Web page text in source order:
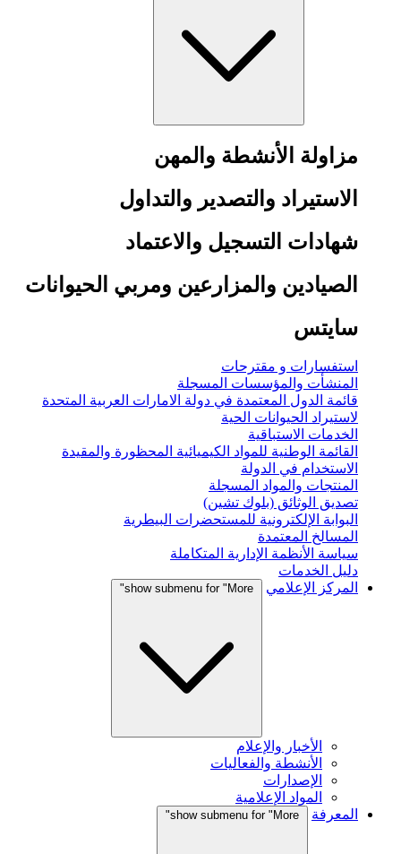
مزاولة الأنشطة والمهن
الاستيراد والتصدير والتداول
شهادات التسجيل والاعتماد
الصيادين والمزارعين ومربي الحيوانات
سايتس
استفسارات و مقترحات
المنشأت والمؤسسات المسجلة
قائمة الدول المعتمدة في دولة الامارات العربية المتحدة
لاستيراد الحيوانات الحية
الخدمات الاستباقية
القائمة الوطنية للمواد الكيميائية المحظورة والمقيدة
الاستخدام في الدولة
المنتجات والمواد المسجلة
تصديق الوثائق (بلوك تشين)
البوابة الإلكترونية للمستحضرات البيطرية
المسالخ المعتمدة
سياسة الأنظمة الإدارية المتكاملة
دليل الخدمات
المركز الإعلامي
show submenu for "More"
الأخبار والإعلام
الأنشطة والفعاليات
الإصدارات
المواد الإعلامية
المعرفة
show submenu for "More"